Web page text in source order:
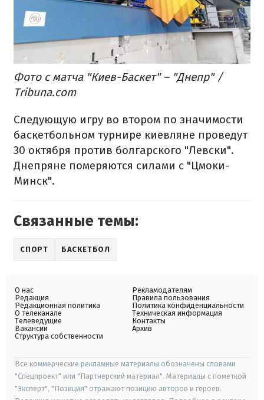
Фото с матча "Киев-Баскет" – "Днепр" /
Tribuna.com
Следующую игру во втором по значимости
баскетбольном турнире киевляне проведут
30 октября против болгарского "Левски".
Днепряне померяются силами с "Цмоки-
Минск".
Связанные темы:
СПОРТ БАСКЕТБОЛ
О нас
Редакция
Редакционная политика
О телеканале
Телеведущие
Вакансии
Структура собственности
Рекламодателям
Правила пользования
Политика конфиденциальности
Техническая информация
Контакты
Архив
Все коммерческие рекламные материалы обозначены словами
"Спецпроект" или "Партнерский материал". Материалы с пометкой
"Эксперт", "Позиция" отражают позицию авторов и героев.